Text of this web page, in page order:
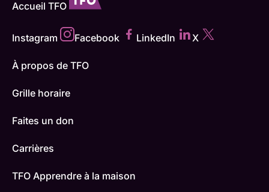
Accueil TFO
Instagram Facebook LinkedIn X
À propos de TFO
Grille horaire
Faites un don
Carrières
TFO Apprendre à la maison